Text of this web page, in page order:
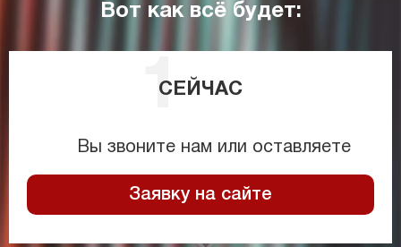
Вот как всё будет:
СЕЙЧАС
Вы звоните нам или оставляете
Заявку на сайте